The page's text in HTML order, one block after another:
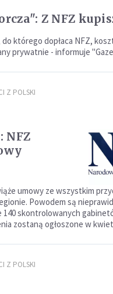
Z NFZ
którego dopłaca NFZ,
prywatnie - informuje
Z POLSKI
NFZ
umowy ze wszystkim
Powodem są
140 skontrolowanych
zostaną ogłoszone w
Z POLSKI